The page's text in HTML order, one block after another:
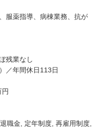
服薬指導、病棟業務、抗が
残業なし
年間休日113日
職金, 定年制度, 再雇用制度,